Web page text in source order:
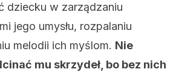
dziecku w zarządzaniu
jego umysłu, rozpalaniu
melodii ich myślom. Nie
mu skrzydeł, bo bez nich